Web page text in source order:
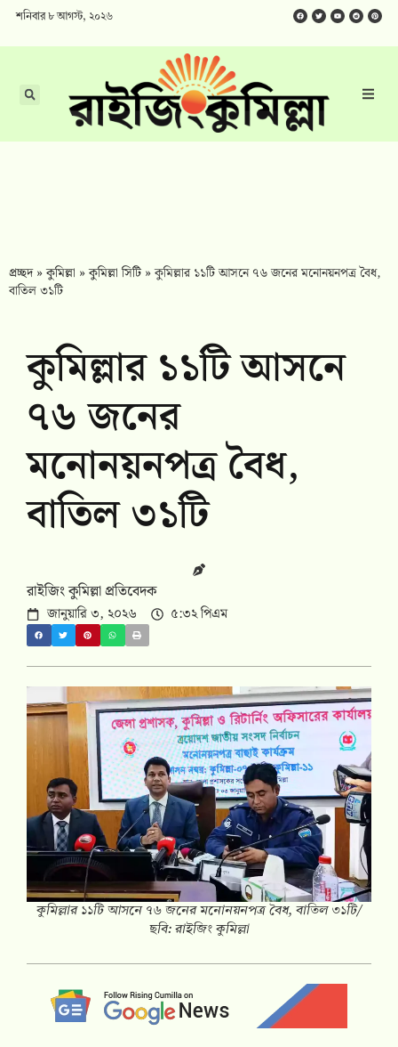
শনিবার ৮ আগস্ট, ২০২৬
প্রচ্ছদ»কুমিল্লা »কুমিল্লা সিটি »কুমিল্লার ১১টি আসনে ৭৬ জনের মনোনয়নপত্র বৈধ,
বাতিল ৩১টি
কুমিল্লার ১১টি আসনে
৭৬ জনের
মনোনয়নপত্র বৈধ,
বাতিল ৩১টি
রাইজিং কুমিল্লা প্রতিবেদক
জানুয়ারি ৩, ২০২৬ ৫:৩২ পিএম
কুমিল্লার ১১টি আসনে ৭৬ জনের মনোনয়নপত্র বৈধ, বাতিল ৩১টি/
ছবি: রাইজিং কুমিল্লা